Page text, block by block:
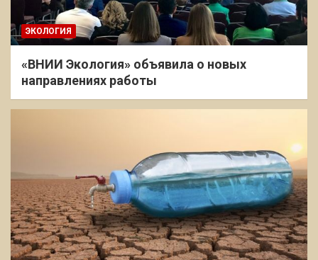
ЭКОЛОГИЯ
«ВНИИ Экология» объявила о новых
направлениях работы